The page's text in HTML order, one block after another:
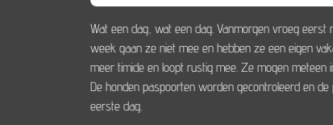
Wat een dag, wat een dag. Vanmorgen vroeg
week gaan ze niet mee en hebben ze een eigen
meer timide en loopt rustig mee. Ze mogen
De honden paspoorten worden gecontroleerd en
eerste dag.